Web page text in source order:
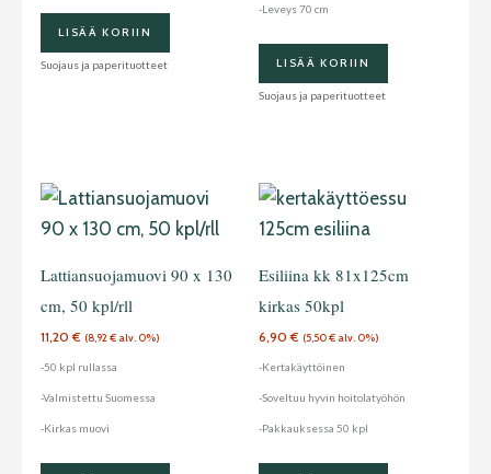
LISÄÄ KORIIN
Suojaus ja paperituotteet
-Leveys 70 cm
LISÄÄ KORIIN
Suojaus ja paperituotteet
Lattiansuojamuovi 90 x 130
cm, 50 kpl/rll
11,20€ (8,92€ alv. 0%)
-50 kpl rullassa
-Valmistettu Suomessa
-Kirkas muovi
Esiliina kk 81x125cm
kirkas 50kpl
6,90€ (5,50€ alv. 0%)
-Kertakäyttöinen
-Soveltuu hyvin hoitolatyöhön
-Pakkauksessa 50 kpl